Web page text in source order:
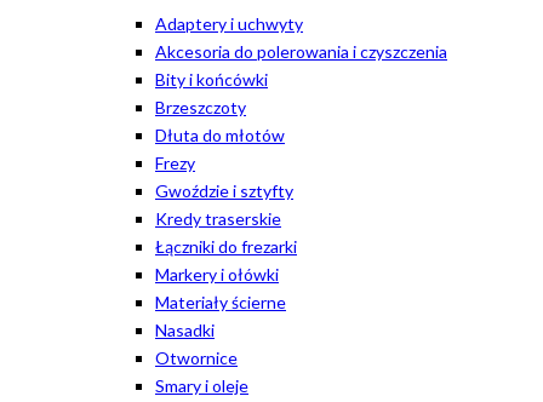
Adaptery i uchwyty
Akcesoria do polerowania i czyszczenia
Bity i końcówki
Brzeszczoty
Dłuta do młotów
Frezy
Gwoździe i sztyfty
Kredy traserskie
Łączniki do frezarki
Markery i ołówki
Materiały ścierne
Nasadki
Otwornice
Smary i oleje